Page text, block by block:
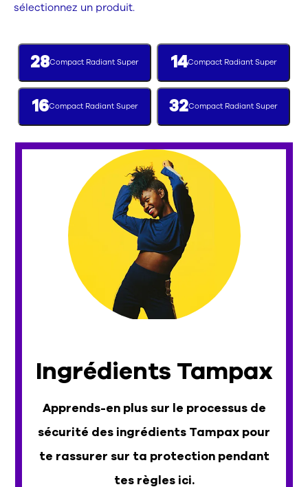
sélectionnez un produit.
28Compact Radiant Super 14Compact Radiant Super
16Compact Radiant Super 32Compact Radiant Super
Ingrédients Tampax
Apprends-en plus sur le processus de
sécurité des ingrédients Tampax pour
te rassurer sur ta protection pendant
tes règles ici.